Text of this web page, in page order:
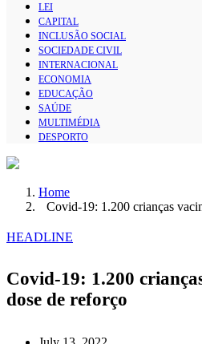
LEI
CAPITAL
INCLUSÃO SOCIAL
SOCIEDADE CIVIL
INTERNACIONAL
ECONOMIA
EDUCAÇÃO
SAÚDE
MULTIMÉDIA
DESPORTO
Home
Covid-19: 1.200 crianças
HEADLINE
Covid-19: 1.200
dose de reforço